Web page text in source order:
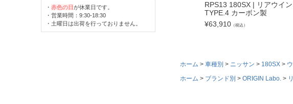
・ 赤色の日が休業日です。
・営業時間：9:30-18:30
・土曜日は出荷を行っておりません。
RPS13 180SX | リアウイ
TYPE.4 カーボン製
¥63,910 （税込）
ホーム 車種別 ニッサン 180SX
ホーム
ブランド別 ORIGIN Labo.